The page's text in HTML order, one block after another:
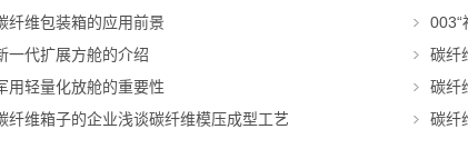
纤维包装箱的应用前景
003“
一代扩展方舱的介绍
碳纤
用轻量化放舱的重要性
碳纤
纤维箱子的企业浅谈碳纤维模压成型工艺
碳纤